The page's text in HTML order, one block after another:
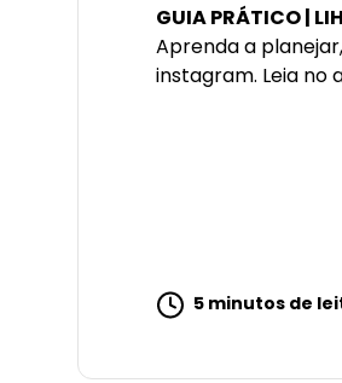
GUIA PRÁTICO |
Aprenda a
instagram. Leia no
5 minutos de